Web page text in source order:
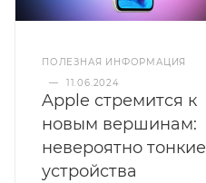
ПОЛЕЗНАЯ ИНФОРМАЦИЯ
—
11.06.2024
Apple стремится к
новым вершинам:
невероятно тонкие
устройства